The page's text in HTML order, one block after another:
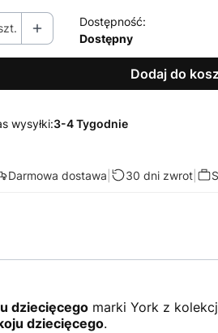
Dostępność:
Dostępny
Dodaj do
wysyłki:3-4 Tygodnie
Darmowa dostawa 30 dni zwrot|
dziecięcegomarki York z
dziecięcego.